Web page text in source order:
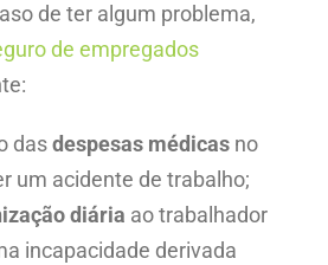
de ter algum problema,
de empregados
dasdespesas médicasno
um acidente de trabalho;
diária ao trabalhador
incapacidade derivada